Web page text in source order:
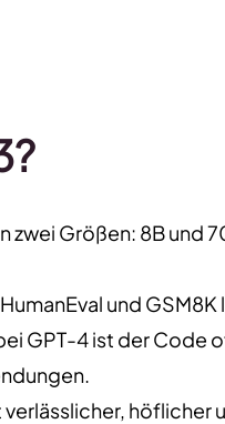
zwei Größen: 8B und
und
GPT-4 ist der Code
höflicher